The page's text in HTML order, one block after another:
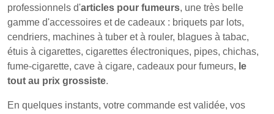
professionnels d'articles pour fumeurs, une très belle
gamme d'accessoires et de cadeaux : briquets par lots,
cendriers, machines à tuber et à rouler, blagues à tabac,
étuis à cigarettes, cigarettes électroniques, pipes, chichas,
fume-cigarette, cave à cigare, cadeaux pour fumeurs, le
tout au prix grossiste.
En quelques instants, votre commande est validée, vos